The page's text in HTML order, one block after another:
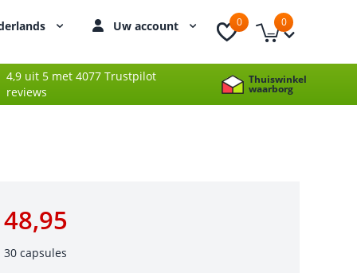
Uw account 0 0
4,9 uit 5 met 4077 Trustpilot
reviews
Thuiswinkel
waarborg
48,95
30 capsules